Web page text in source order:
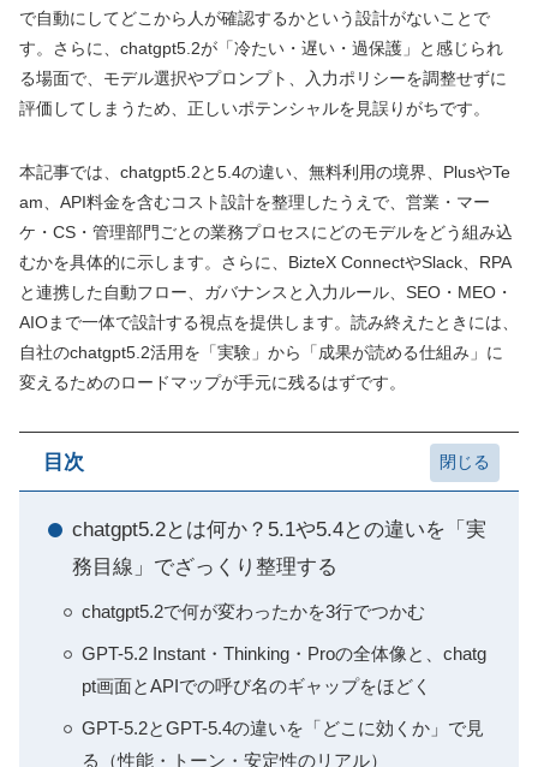
で自動にしてどこから人が確認するかという設計がないことで
す。さらに、chatgpt5.2が「冷たい・遅い・過保護」と感じられ
る場面で、モデル選択やプロンプト、入力ポリシーを調整せずに
評価してしまうため、正しいポテンシャルを見誤りがちです。
本記事では、chatgpt5.2と5.4の違い、無料利用の境界、PlusやTe
am、API料金を含むコスト設計を整理したうえで、営業・マー
ケ・CS・管理部門ごとの業務プロセスにどのモデルをどう組み込
むかを具体的に示します。さらに、BizteX ConnectやSlack、RPA
と連携した自動フロー、ガバナンスと入力ルール、SEO・MEO・
AIOまで一体で設計する視点を提供します。読み終えたときには、
自社のchatgpt5.2活用を「実験」から「成果が読める仕組み」に
変えるためのロードマップが手元に残るはずです。
目次
chatgpt5.2とは何か？5.1や5.4との違いを「実
務目線」でざっくり整理する
chatgpt5.2で何が変わったかを3行でつかむ
GPT-5.2 Instant・Thinking・Proの全体像と、chatg
pt画面とAPIでの呼び名のギャップをほどく
GPT-5.2とGPT-5.4の違いを「どこに効くか」で見
る（性能・トーン・安定性のリアル）